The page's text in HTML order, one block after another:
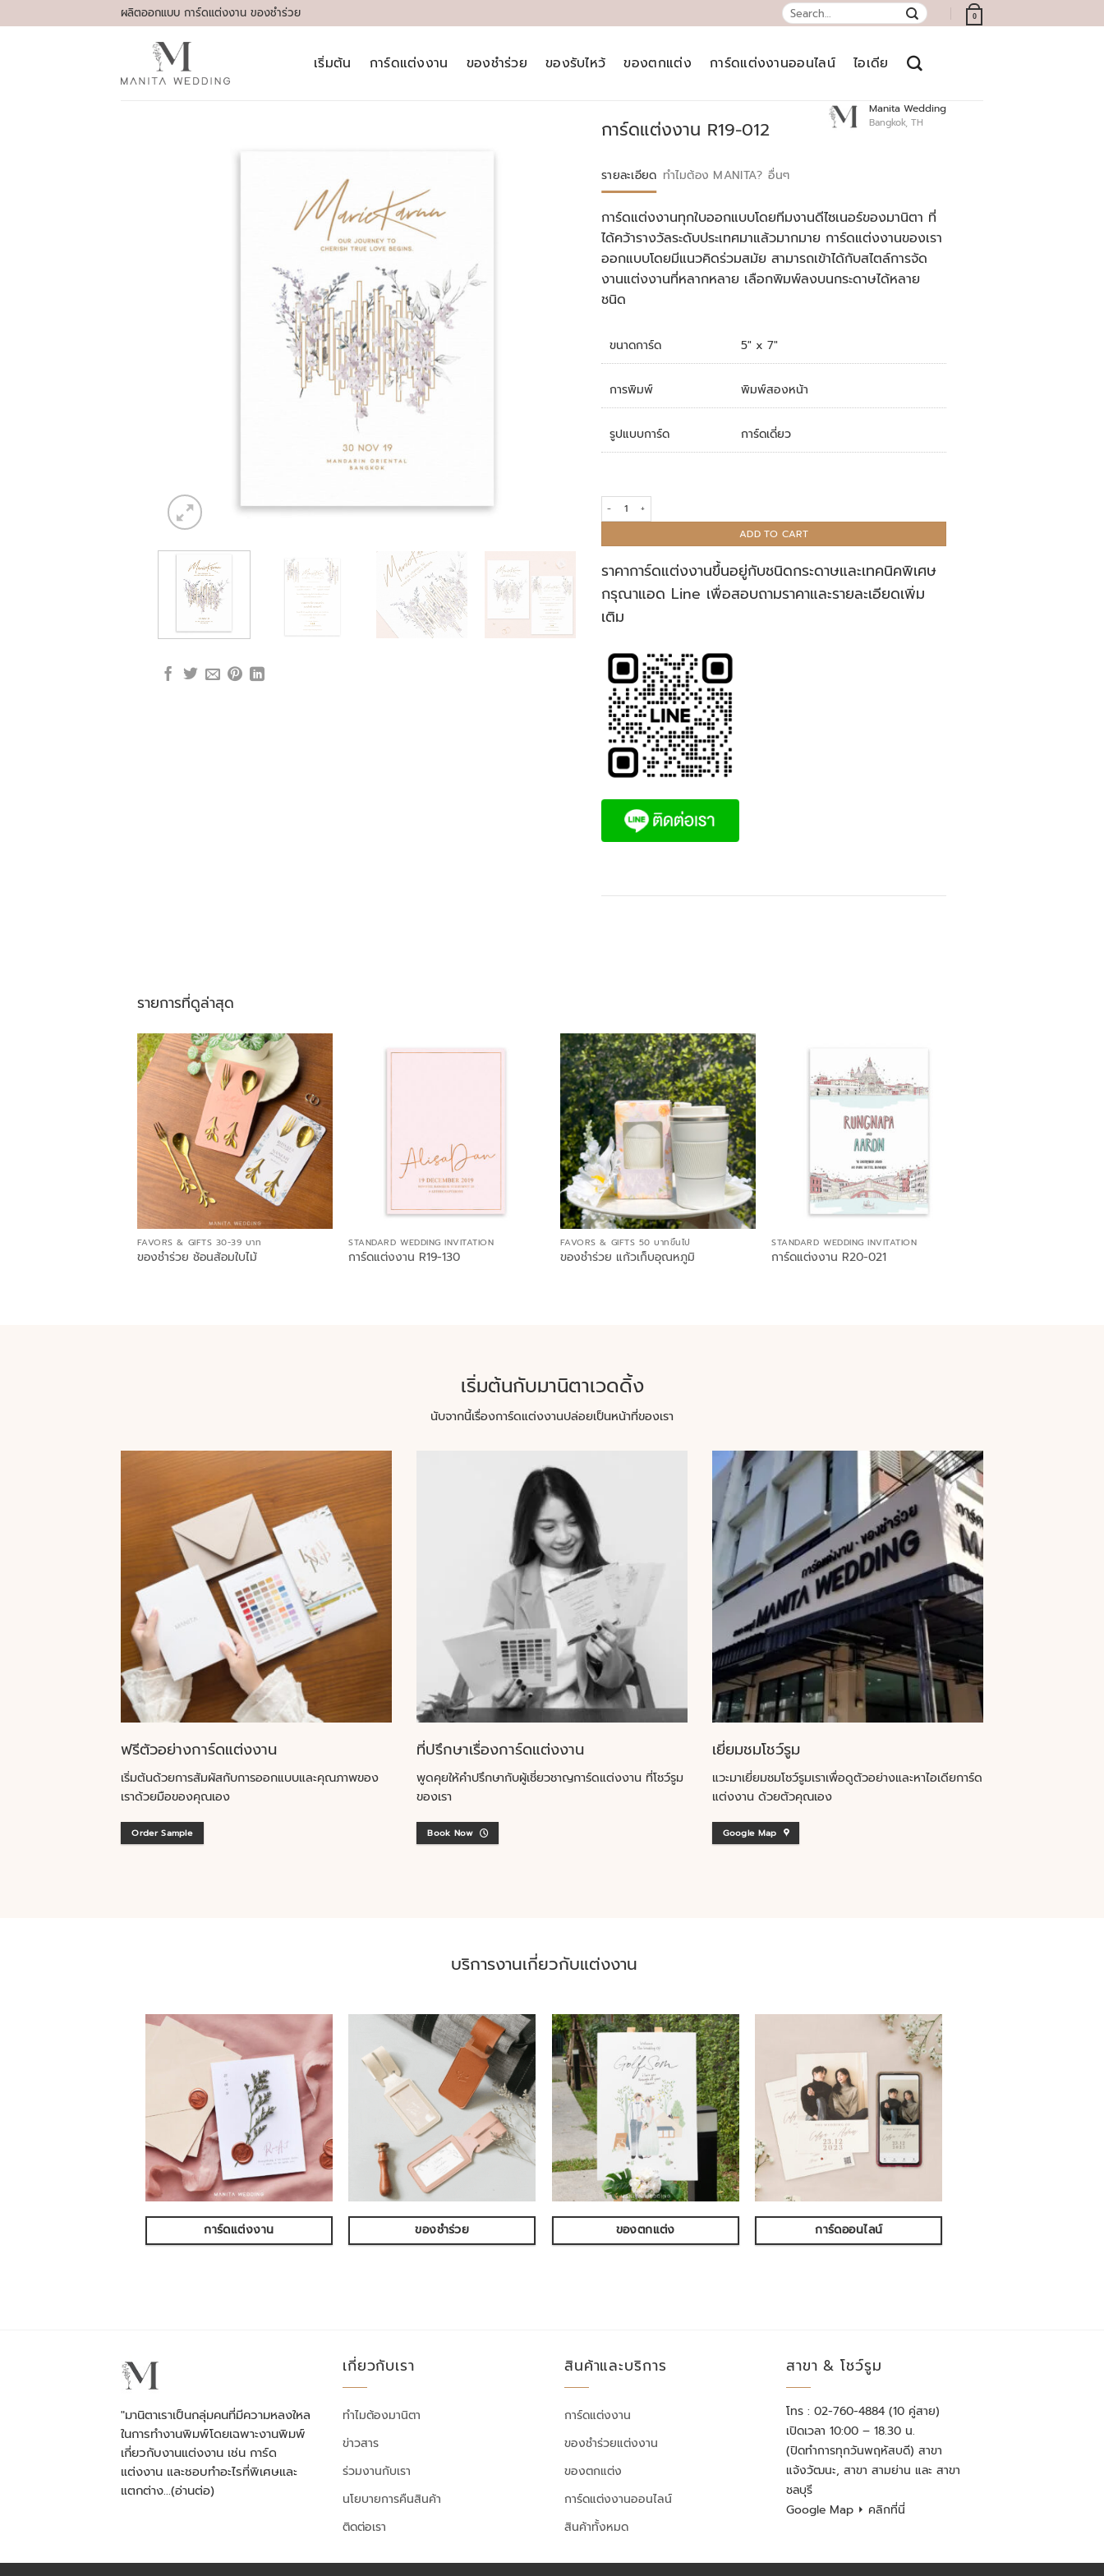
to
ผลิตออกแบบ การ์ดแต่งงาน ของชำร่วย
Search
for:
0
เริ่มต้น การ์ดแต่งงาน ของชำร่วย ของรับไหว้ ของตกแต่ง การ์ดแต่งงานออนไลน์ ไอเดีย
การ์ดแต่งงาน R19-012
Manita Wedding
Bangkok, TH
รายละเอียด ทำไมต้อง MANITA? อื่นๆ
การ์ดแต่งงานทุกใบออกแบบโดยทีมงานดีไซเนอร์ของมานิตา ที่
ได้คว้ารางวัลระดับประเทศมาแล้วมากมาย การ์ดแต่งงานของเรา
ออกแบบโดยมีแนวคิดร่วมสมัย สามารถเข้าได้กับสไตล์การจัด
งานแต่งงานที่หลากหลาย เลือกพิมพ์ลงบนกระดาษได้หลาย
ชนิด
ขนาดการ์ด 5" x 7"
การพิมพ์ พิมพ์สองหน้า
รูปแบบการ์ด การ์ดเดี่ยว
การ์ดแต่งงาน R19-012 quantity
ADD TO CART
ราคาการ์ดแต่งงานขึ้นอยู่กับชนิดกระดาษและเทคนิคพิเศษ
กรุณาแอด Line เพื่อสอบถามราคาและรายละเอียดเพิ่ม
เติม
รายการที่ดูล่าสุด
FAVORS & GIFTS 30-39 บาท
ของชำร่วย ช้อนส้อมใบไม้
STANDARD WEDDING INVITATION
การ์ดแต่งงาน R19-130
FAVORS & GIFTS 50 บาทขึ้นไป
ของชำร่วย แก้วเก็บอุณหภูมิ
STANDARD WEDDING INVITATION
การ์ดแต่งงาน R20-021
เริ่มต้นกับมานิตาเวดดิ้ง
นับจากนี้เรื่องการ์ดแต่งงานปล่อยเป็นหน้าที่ของเรา
ฟรีตัวอย่างการ์ดแต่งงาน
เริ่มต้นด้วยการสัมผัสกับการออกแบบและคุณภาพของ
เราด้วยมือของคุณเอง
Order Sample
ที่ปรึกษาเรื่องการ์ดแต่งงาน
พูดคุยให้คำปรึกษากับผู้เชี่ยวชาญการ์ดแต่งงาน ที่โชว์รูม
ของเรา
Book Now
เยี่ยมชมโชว์รูม
แวะมาเยี่ยมชมโชว์รูมเราเพื่อดูตัวอย่างและหาไอเดียการ์ด
แต่งงาน ด้วยตัวคุณเอง
Google Map
บริการงานเกี่ยวกับแต่งงาน
การ์ดแต่งงาน ของชำร่วย ของตกแต่ง การ์ดออนไลน์
"มานิตาเราเป็นกลุ่มคนที่มีความหลงใหล
ในการทำงานพิมพ์โดยเฉพาะงานพิมพ์
เกี่ยวกับงานแต่งงาน เช่น การ์ด
แต่งงาน และชอบทำอะไรที่พิเศษและ
แตกต่าง…(อ่านต่อ)
เกี่ยวกับเรา
ทำไมต้องมานิตา
ข่าวสาร
ร่วมงานกับเรา
นโยบายการคืนสินค้า
ติดต่อเรา
สินค้าและบริการ
การ์ดแต่งงาน
ของชำร่วยแต่งงาน
ของตกแต่ง
การ์ดแต่งงานออนไลน์
สินค้าทั้งหมด
สาขา & โชว์รูม
โทร : 02-760-4884 (10 คู่สาย)
เปิดเวลา 10:00 – 18.30 น.
(ปิดทำการทุกวันพฤหัสบดี) สาขา
แจ้งวัฒนะ, สาขา สามย่าน และ สาขา
ชลบุรี
Google Map ⏵ คลิกที่นี่